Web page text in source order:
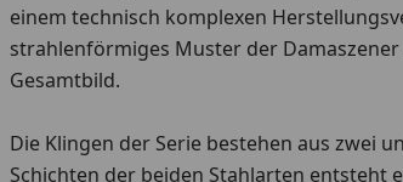
einem technisch komplexen
strahlenförmiges Muster der
Gesamtbild.
Die Klingen der Serie bestehen aus zwei
Schichten der beiden Stahlarten entsteht